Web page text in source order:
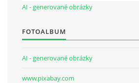
AI - generované obrázky
FOTOALBUM
AI - generované obrázky
www.pixabay.com